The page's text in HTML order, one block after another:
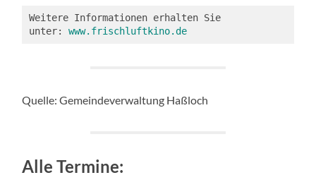
Weitere Informationen erhalten Sie
unter: www.frischluftkino.de
Quelle: Gemeindeverwaltung Haßloch
Alle Termine: